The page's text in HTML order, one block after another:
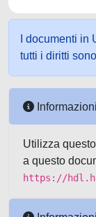
I documenti
tutti i diritti
Informazioni
Utilizza
a questo
https://